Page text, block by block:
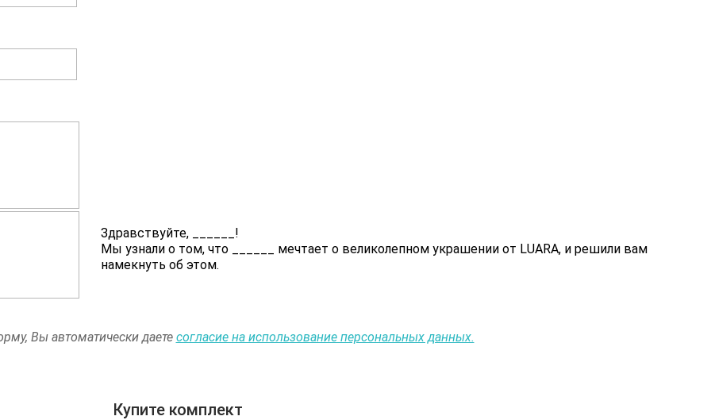
Здравствуйте,
!
Мы узнали о том, что
мечтает о великолепном украшении от LUARA, и решили вам
намекнуть об этом.
Вы автоматически даете согласие на использование персональных данных.
Купите комплект